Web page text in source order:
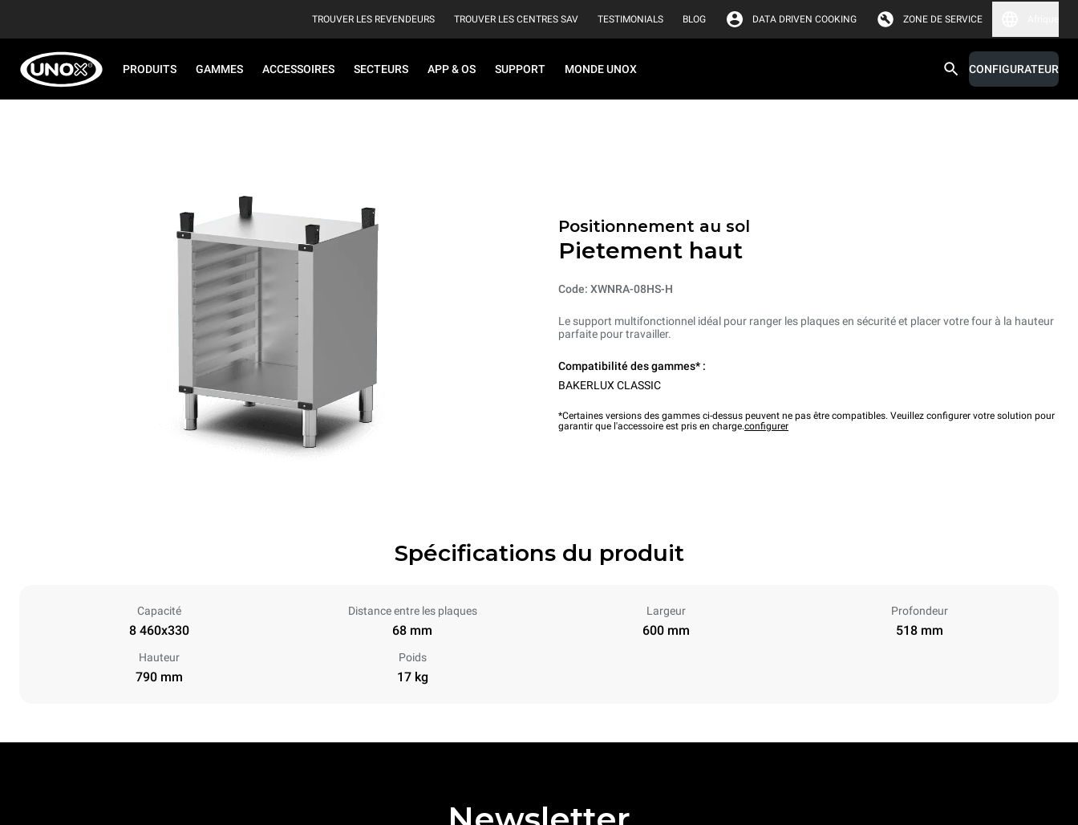
TROUVER LES REVENDEURS TROUVER LES CENTRES SAV TESTIMONIALS BLOG DATA DRIVEN COOKING ZONE DE SERVICE
PRODUITS GAMMES ACCESSOIRES SECTEURS APP & OS SUPPORT MONDE UNOX CONFIGURATEUR
Positionnement au sol
Pietement haut
Code: XWNRA-08HS-H
Le support multifonctionnel idéal pour ranger les plaques en sécurité et placer votre four à la hauteur
parfaite pour travailler.
Compatibilité des gammes* :
BAKERLUX CLASSIC
*Certaines versions des gammes ci-dessus peuvent ne pas être compatibles. Veuillez configurer votre solution pour
garantir que l'accessoire est pris en charge.configurer
Spécifications du produit
Capacité
8 460x330
Distance entre les plaques
68 mm
Largeur
600 mm
Profondeur
518 mm
Hauteur
790 mm
Poids
17 kg